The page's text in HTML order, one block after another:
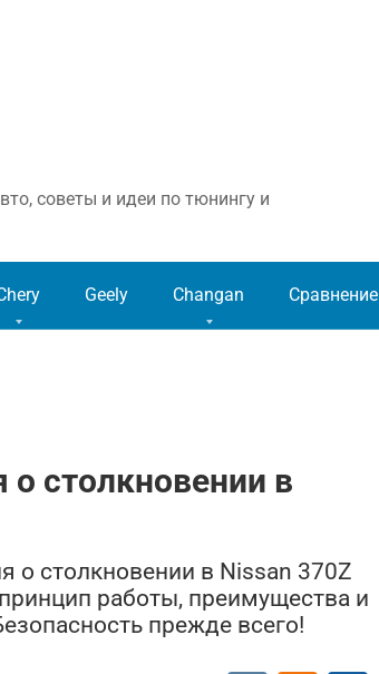
советы и идеи по тюнингу и
Geely Changan Сравнение
столкновении в
о столкновении в Nissan 370Z
работы, преимущества и
прежде всего!